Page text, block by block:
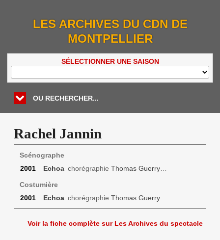
LES ARCHIVES DU CDN DE
MONTPELLIER
SÉLECTIONNER UNE SAISON
OU RECHERCHER...
Rachel Jannin
Scénographe
2001
Echoachorégraphie Thomas Guerry…
Costumière
2001
Echoachorégraphie Thomas Guerry…
Voir la fiche complète sur Les Archives du spectacle